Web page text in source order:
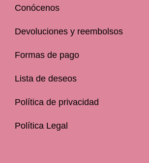
Conócenos
Devoluciones y reembolsos
Formas de pago
Lista de deseos
Política de privacidad
Política Legal